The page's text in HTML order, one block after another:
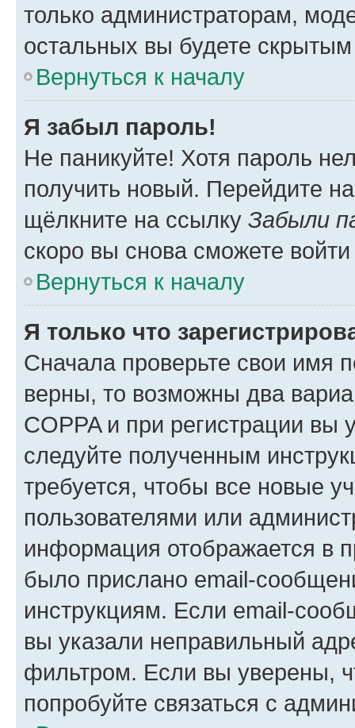
только администраторам,
остальных вы будете
Вернуться к началу
Я забыл пароль!
Не паникуйте! Хотя пароль
получить новый. Перейдите
щёлкните на ссылку Забыли
скоро вы снова сможете
Вернуться к началу
Я только что
Сначала проверьте свои имя
верны, то возможны два
COPPA и при регистрации вы
следуйте полученным
требуется, чтобы все новые
пользователями или
информация отображается в
было прислано email-
инструкциям. Если email-
вы указали неправильный
фильтром. Если вы уверены,
попробуйте связаться с